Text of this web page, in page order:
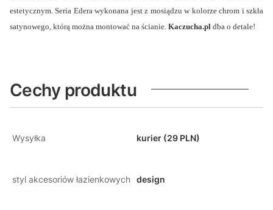
estetycznym. Seria Edera wykonana jest z mosiądzu w kolorze chrom i szkła
satynowego, którą można montować na ścianie. Kaczucha.pl dba o detale!
Cechy produktu
Wysyłka kurier (29 PLN)
styl akcesoriów łazienkowych design